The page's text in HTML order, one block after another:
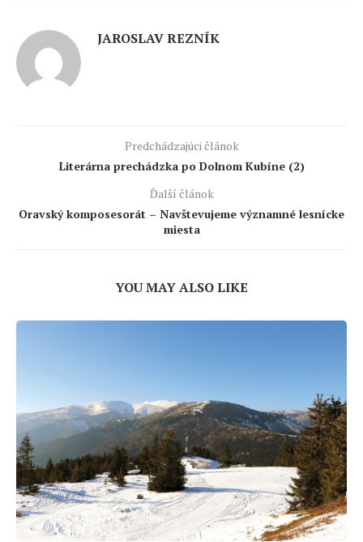
JAROSLAV REZNÍK
Predchádzajúci článok
Literárna prechádzka po Dolnom Kubíne (2)
Ďalší článok
Oravský komposesorát – Navštevujeme významné lesnícke
miesta
YOU MAY ALSO LIKE